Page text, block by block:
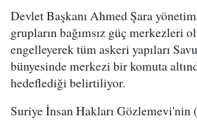
Devlet Başkanı Ahmed Şara
grupların bağımsız güç merkezleri
engelleyerek tüm askeri yapıları
bünyesinde merkezi bir komuta
hedeflediği belirtiliyor.
Suriye İnsan Hakları Gözlemevi'nin